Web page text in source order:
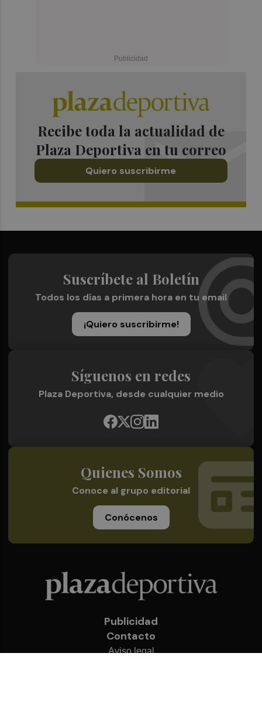
Recibe toda la actualidad de
Plaza Deportiva en tu correo
Quiero suscribirme
Suscríbete al Boletín
Todos los días a primera hora en tu email
¡Quiero suscribirme!
Síguenos en redes
Plaza Deportiva, desde cualquier medio
Quienes Somos
Conoce al grupo editorial
Conócenos
Publicidad
Contacto
Aviso legal